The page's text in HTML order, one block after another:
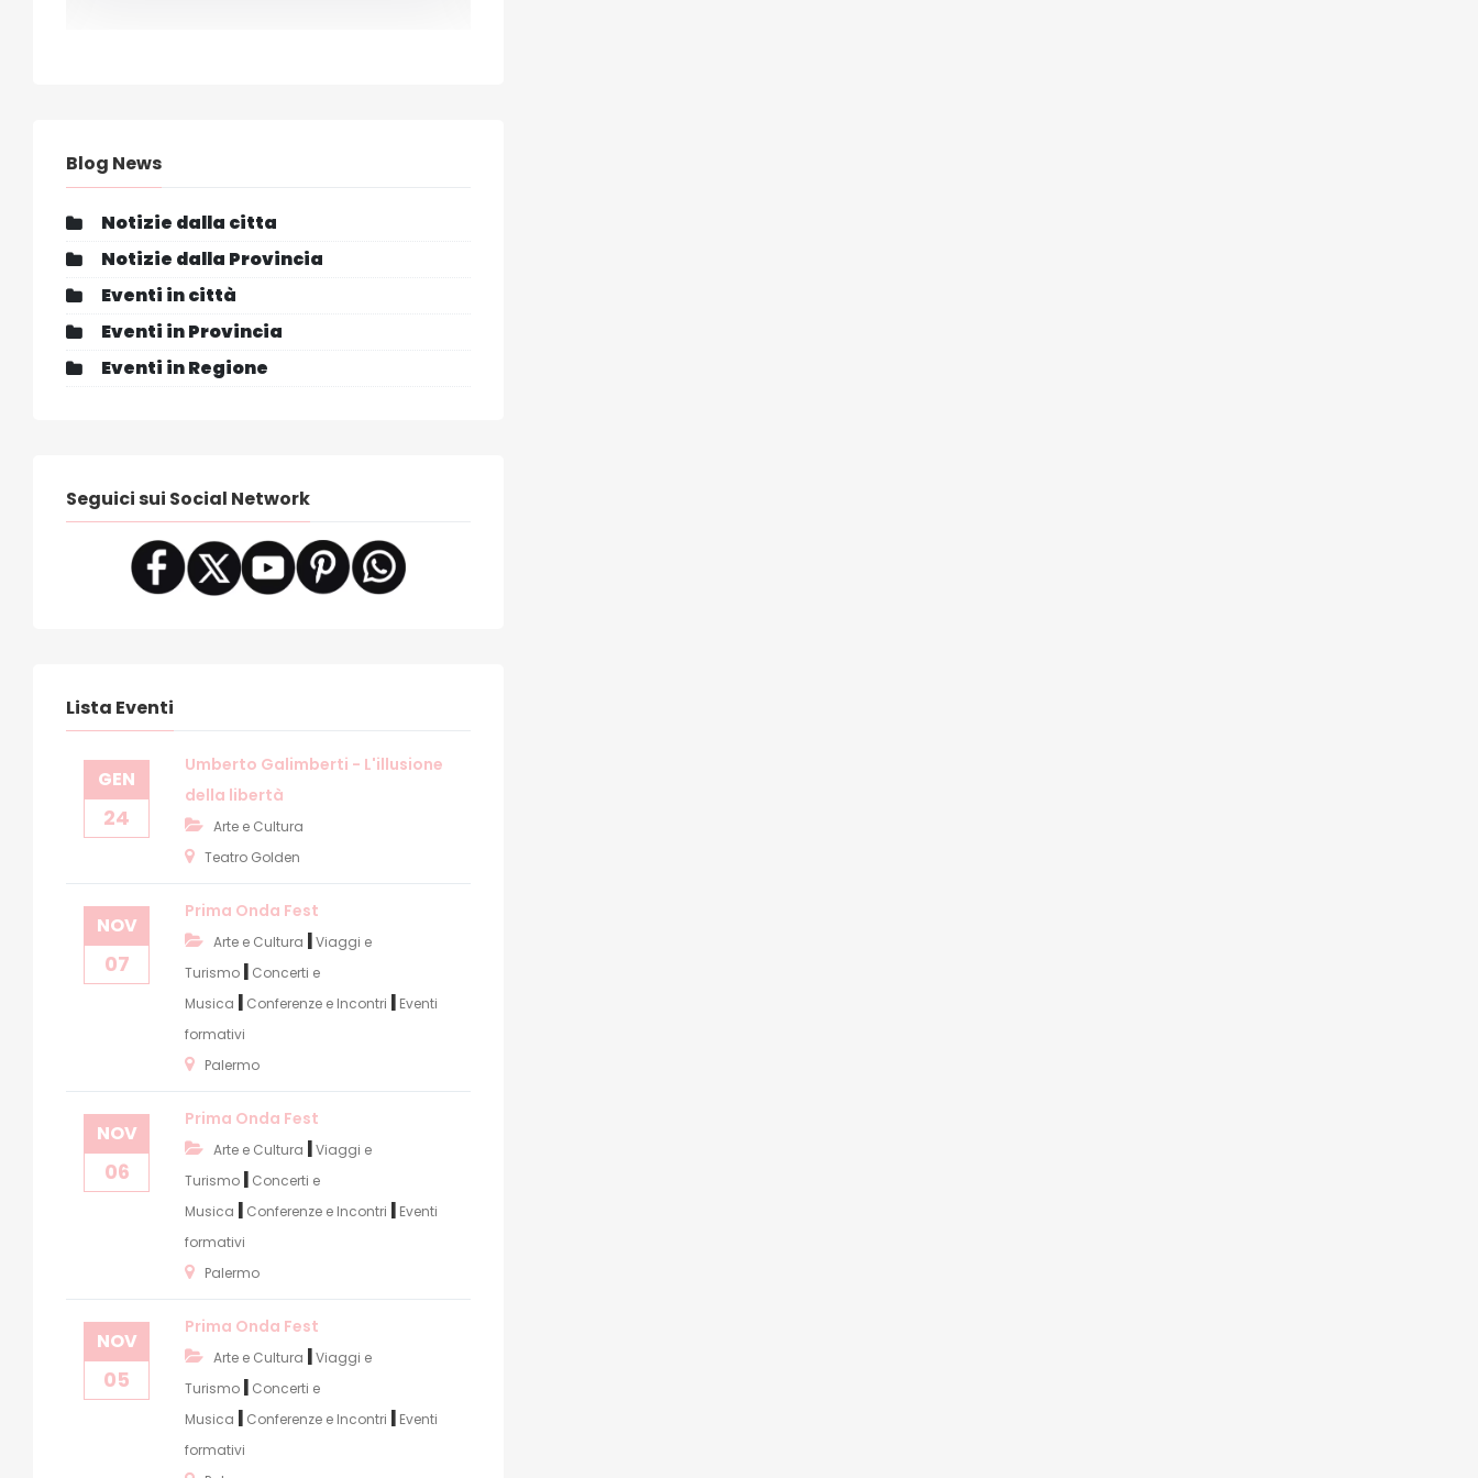
Blog News
Notizie dalla citta
Notizie dalla Provincia
Eventi in città
Eventi in Provincia
Eventi in Regione
Seguici sui Social Network
Lista Eventi
GEN
24
Umberto Galimberti - L'illusione
della libertà
Arte e Cultura
Teatro Golden
NOV
07
Prima Onda Fest
Arte e Cultura |Viaggi e
Turismo | Concerti e
Musica | Conferenze e Incontri | Eventi
formativi
Palermo
NOV
06
Prima Onda Fest
Arte e Cultura |Viaggi e
Turismo | Concerti e
Musica | Conferenze e Incontri | Eventi
formativi
Palermo
NOV
05
Prima Onda Fest
Arte e Cultura |Viaggi e
Turismo | Concerti e
Musica | Conferenze e Incontri | Eventi
formativi